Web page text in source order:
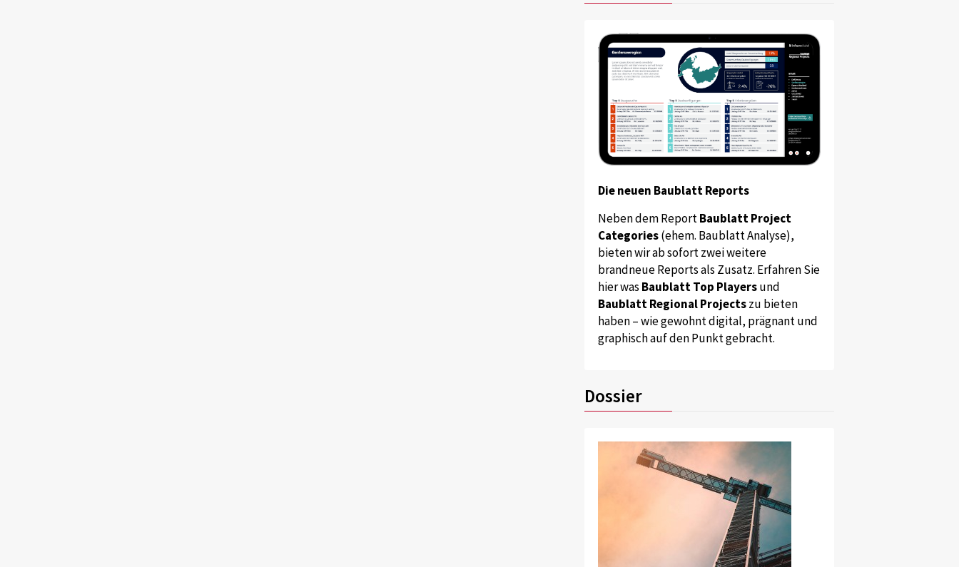
Die neuen Baublatt Reports
Neben dem ReportBaublatt Project
Categories(ehem. Baublatt Analyse),
bieten wir ab sofort zwei weitere
brandneue Reports als Zusatz. Erfahren Sie
hier was Baublatt Top Playersund
Baublatt Regional Projectszu bieten
haben – wie gewohnt digital, prägnant und
graphisch auf den Punkt gebracht.
Dossier